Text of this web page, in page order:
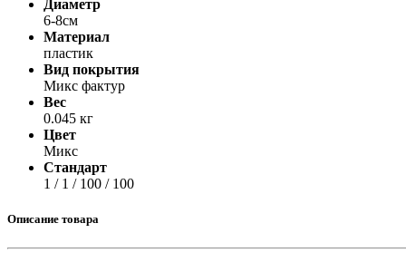
Диаметр
6-8см
Материал
пластик
Вид покрытия
Микс фактур
Вес
0.045 кг
Цвет
Микс
Стандарт
1 / 1 / 100 / 100
Описание товара